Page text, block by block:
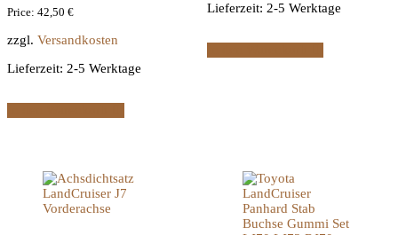
Price: 42,50 €
zzgl. Versandkosten
Lieferzeit: 2-5 Werktage
Lieferzeit: 2-5 Werktage